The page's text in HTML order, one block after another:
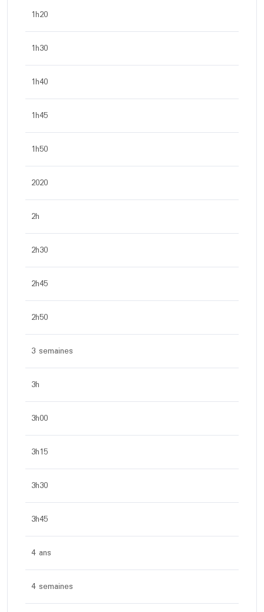
1h20
1h30
1h40
1h45
1h50
2020
2h
2h30
2h45
2h50
3 semaines
3h
3h00
3h15
3h30
3h45
4 ans
4 semaines